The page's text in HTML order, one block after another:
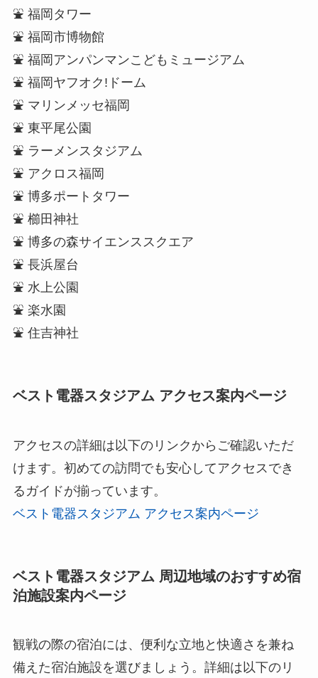
⛲ 福岡タワー
⛲ 福岡市博物館
⛲ 福岡アンパンマンこどもミュージアム
⛲ 福岡ヤフオク!ドーム
⛲ マリンメッセ福岡
⛲ 東平尾公園
⛲ ラーメンスタジアム
⛲ アクロス福岡
⛲ 博多ポートタワー
⛲ 櫛田神社
⛲ 博多の森サイエンススクエア
⛲ 長浜屋台
⛲ 水上公園
⛲ 楽水園
⛲ 住吉神社
ベスト電器スタジアム アクセス案内ページ
アクセスの詳細は以下のリンクからご確認いただ
けます。初めての訪問でも安心してアクセスでき
るガイドが揃っています。
ベスト電器スタジアム アクセス案内ページ
ベスト電器スタジアム 周辺地域のおすすめ宿
泊施設案内ページ
観戦の際の宿泊には、便利な立地と快適さを兼ね
備えた宿泊施設を選びましょう。詳細は以下のリ